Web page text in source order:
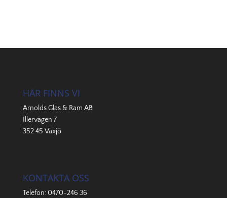
HÄR FINNS VI
Arnolds Glas & Ram AB
Illervägen 7
352 45 Växjö
KONTAKTA OSS
Telefon:0470-246 36